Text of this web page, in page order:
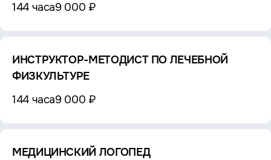
144 часа9 000 ₽
ИНСТРУКТОР-МЕТОДИСТ ПО ЛЕЧЕБНОЙ
ФИЗКУЛЬТУРЕ
144 часа9 000 ₽
МЕДИЦИНСКИЙ ЛОГОПЕД